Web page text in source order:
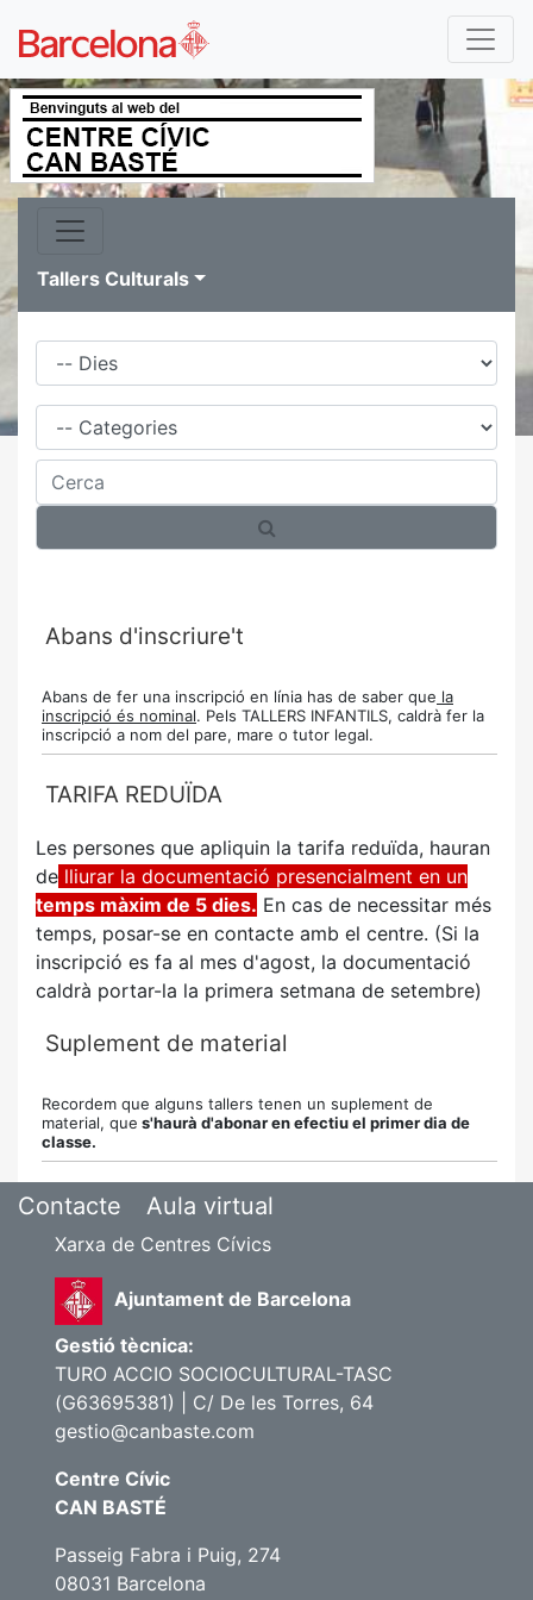
Tallers Culturals
Dies
Família
Cerca
Abans d'inscriure't
Abans de fer una inscripció en línia has de saber que la
inscripció és nominal. Pels TALLERS INFANTILS, caldrà fer la
inscripció a nom del pare, mare o tutor legal.
TARIFA REDUÏDA
Les persones que apliquin la tarifa reduïda, hauran
de lliurar la documentació presencialment en un
temps màxim de 5 dies. En cas de necessitar més
temps, posar-se en contacte amb el centre. (Si la
inscripció es fa al mes d'agost, la documentació
caldrà portar-la la primera setmana de setembre)
Suplement de material
Recordem que alguns tallers tenen un suplement de
material, que s'haurà d'abonar en efectiu el primer dia de
classe.
Contacte Aula virtual
Xarxa de Centres Cívics
Ajuntament de Barcelona
Gestió tècnica:
TURO ACCIO SOCIOCULTURAL-TASC
(G63695381) | C/ De les Torres, 64
gestio@canbaste.com
Centre Cívic
CAN BASTÉ
Passeig Fabra i Puig, 274
08031 Barcelona